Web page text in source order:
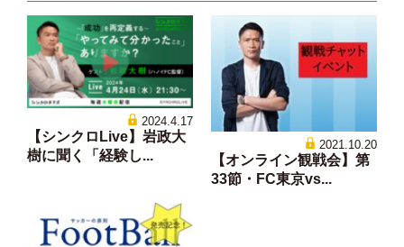
2024.4.17
【シンクロLive】岩政大
樹に聞く「経験し...
2021.10.20
【オンライン観戦会】第
33節・FC東京vs...